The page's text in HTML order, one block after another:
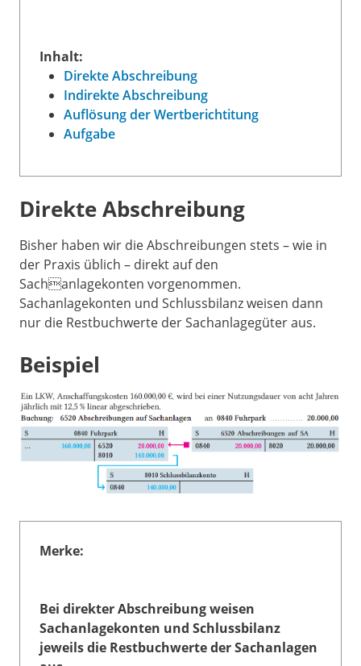
Inhalt:
Direkte Abschreibung
Indirekte Abschreibung
Auflösung der Wertberichtitung
Aufgabe
Direkte Abschreibung
Bisher haben wir die Abschreibungen stets – wie in
der Praxis üblich – direkt auf den
Sachanlagekonten vorgenommen.
Sachanlagekonten und Schlussbilanz weisen dann
nur die Restbuchwerte der Sachanlagegüter aus.
Beispiel
Merke:
Bei direkter Abschreibung weisen
Sachanlagekonten und Schlussbilanz
jeweils die Restbuchwerte der Sachanlagen